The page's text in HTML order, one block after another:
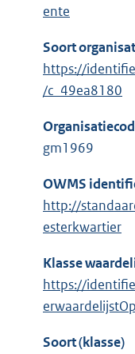
ente
Soort
https://
/c_49ea8180
gm1969
OWMS
http://
esterkwartier
Klasse
https://
Soort (klasse)